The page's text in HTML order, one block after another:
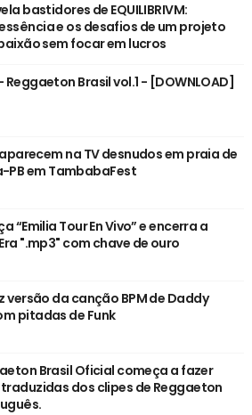
bastidores de EQUILIBRIVM:
e os desafios de um projeto
sem focar em lucros
- Reggaeton Brasil vol.1 - [DOWNLOAD]
aparecem na TV desnudos em praia de
PB em TambabaFest
“Emilia Tour En Vivo” e encerra a
".mp3" com chave de ouro
versão da canção BPM de Daddy
pitadas de Funk
Brasil Oficial começa a fazer
dos clipes de Reggaeton